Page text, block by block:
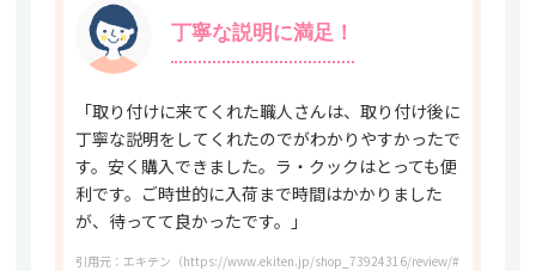
丁寧な説明に満足！
「取り付けに来てくれた職人さんは、取り付け後に
丁寧な説明をしてくれたのでがわかりやすかったで
す。安く購入できました。ラ・クックはとっても便
利です。ご時世的に入荷まで時間はかかりました
が、待ってて良かったです。」
引用元：エキテン（https://www.ekiten.jp/shop_73924316/review/